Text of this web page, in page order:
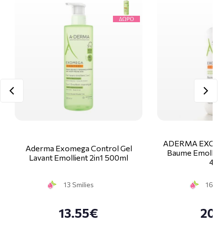
Aderma Exomega Control Gel
Lavant Emollient 2in1 500ml
13 Smilies
13.55€
ADERMA
Baume
16